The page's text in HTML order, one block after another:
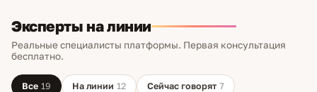
и сильным экстрасенсам!
Эксперты на линии
Реальные специалисты платформы. Первая консультация
бесплатно.
Все 19 На линии 12 Сейчас говорят 7